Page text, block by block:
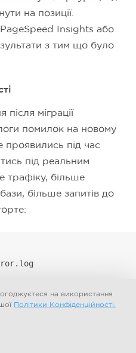
на позиції.
Insights або
з тим що було
міграції
помилок на новому
проявились під час
під реальним
трафіку, більше
більше запитів до
налаштоване)
на використання
Політики Конфіденційності.